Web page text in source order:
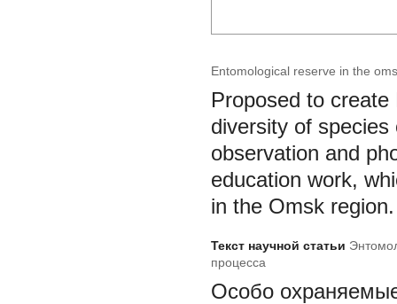
Entomological reserve in the
Proposed to
diversity of
observation and
education work,
in the Omsk region.
Текст научной статьи
процесса
Особо